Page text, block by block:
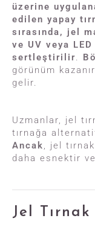
üzerine
edilen yapay
sırasında, jel
ve UV veya
sertleştirilir.
görünüm
gelir.
Uzmanlar, jel
tırnağa
Ancak, jel
daha esnektir ve
Jel Tırnak